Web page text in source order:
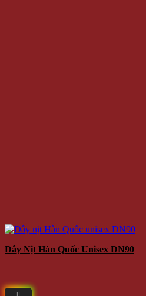
Dây Nịt Hàn Quốc Unisex DN90